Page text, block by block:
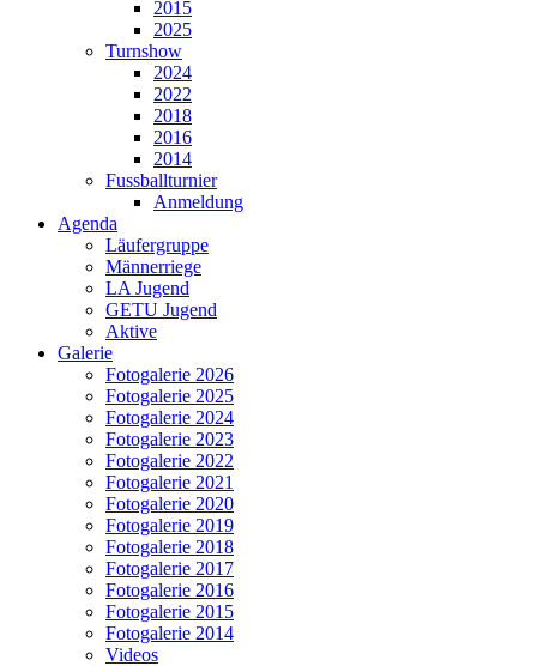
2015
2025
Turnshow
2024
2022
2018
2016
2014
Fussballturnier
Anmeldung
Agenda
Läufergruppe
Männerriege
LA Jugend
GETU Jugend
Aktive
Galerie
Fotogalerie 2026
Fotogalerie 2025
Fotogalerie 2024
Fotogalerie 2023
Fotogalerie 2022
Fotogalerie 2021
Fotogalerie 2020
Fotogalerie 2019
Fotogalerie 2018
Fotogalerie 2017
Fotogalerie 2016
Fotogalerie 2015
Fotogalerie 2014
Videos